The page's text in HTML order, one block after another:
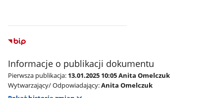
Informacje o publikacji dokumentu
Pierwsza publikacja: 13.01.2025 10:05 Anita Omelczuk
Wytwarzający/ Odpowiadający:Anita Omelczuk